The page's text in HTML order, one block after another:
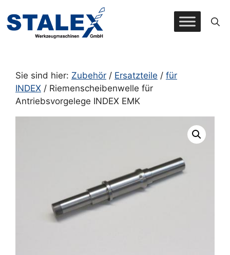
Inhalt
springen
Sie sind hier: Zubehör / Ersatzteile / für
INDEX / Riemenscheibenwelle für
Antriebsvorgelege INDEX EMK